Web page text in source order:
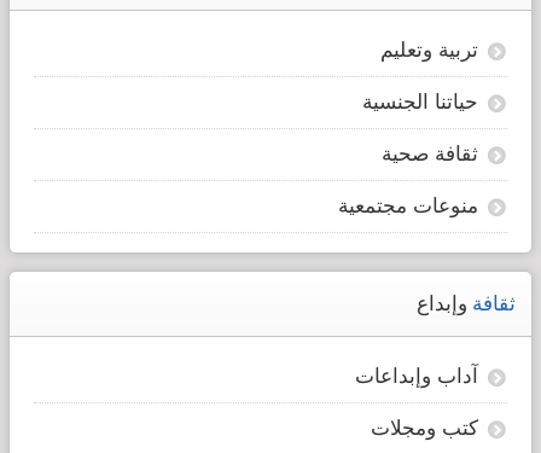
تربية وتعليم
حياتنا الجنسية
ثقافة صحية
منوعات مجتمعية
ثقافة وإبداع
آداب وإبداعات
كتب ومجلات